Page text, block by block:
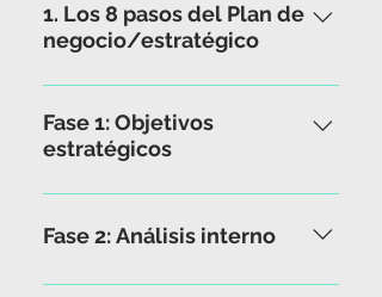
1. Los 8 pasos del Plan de
negocio/estratégico
La velocidad a la que se
producen los cambios y la
creciente competencia obligan a
tradicional y a abordar una
en la implantación y/o revisión
Fase 1: Objetivos
estratégicos
Identifico cuáles son los
objetivos estratégicos de la
cuantitativo como cualitativo. Lo
Fase 2: Análisis interno
¡Analizo la empresa desde un